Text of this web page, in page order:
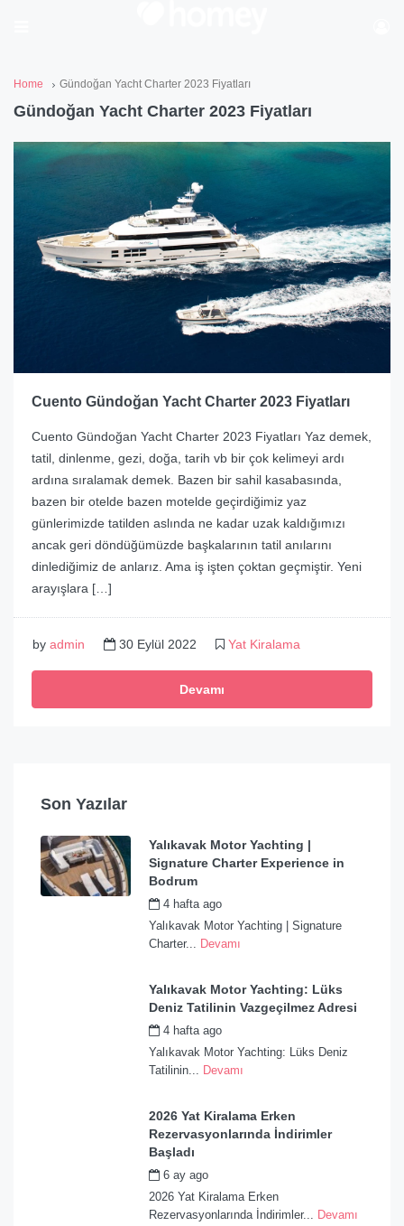
Home Gündoğan Yacht Charter 2023 Fiyatları
Gündoğan Yacht Charter 2023 Fiyatları
Cuento Gündoğan Yacht Charter 2023 Fiyatları
Cuento Gündoğan Yacht Charter 2023 Fiyatları Yaz demek,
tatil, dinlenme, gezi, doğa, tarih vb bir çok kelimeyi ardı
ardına sıralamak demek. Bazen bir sahil kasabasında,
bazen bir otelde bazen motelde geçirdiğimiz yaz
günlerimizde tatilden aslında ne kadar uzak kaldığımızı
ancak geri döndüğümüzde başkalarının tatil anılarını
dinlediğimiz de anlarız. Ama iş işten çoktan geçmiştir. Yeni
arayışlara […]
by admin 30 Eylül 2022 Yat Kiralama
Devamı
Son Yazılar
Yalıkavak Motor Yachting |
Signature Charter Experience in
Bodrum
4 hafta ago
Yalıkavak Motor Yachting | Signature
Charter... Devamı
Yalıkavak Motor Yachting: Lüks
Deniz Tatilinin Vazgeçilmez Adresi
4 hafta ago
Yalıkavak Motor Yachting: Lüks Deniz
Tatilinin... Devamı
2026 Yat Kiralama Erken
Rezervasyonlarında İndirimler
Başladı
6 ay ago
2026 Yat Kiralama Erken
Rezervasyonlarında İndirimler... Devamı